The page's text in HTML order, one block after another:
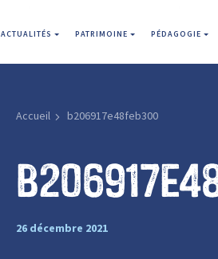
ACTUALITÉS PATRIMOINE PÉDAGOGIE
Accueil b206917e48feb300
26 décembre 2021